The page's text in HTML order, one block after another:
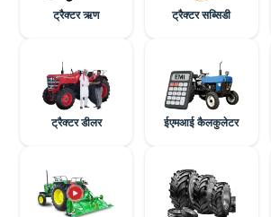
ट्रैक्टर ऋण ट्रैक्टर सब्सिडी
ट्रैक्टर डीलर ईएमआई कैलकुलेटर